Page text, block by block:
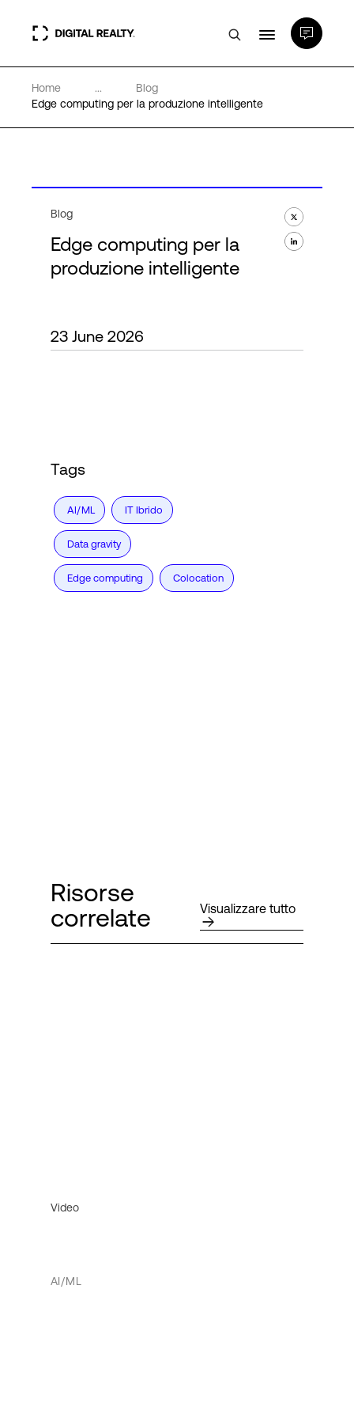
Data center
Competenze e Risorse
Language
Home ...
Blog
Edge computing per la produzione intelligente
Blog
Edge computing per la
produzione intelligente
23 June 2026
Tags
AI/ML IT Ibrido
Data gravity
Edge computing Colocation
Risorse
correlate
Visualizzare tutto
Video
AI/ML